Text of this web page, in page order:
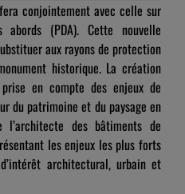
conjointement avec celle sur
(PDA). Cette nouvelle
aux rayons de protection
historique. La création
en compte des enjeux de
du patrimoine et du paysage en
des bâtiments de
les enjeux les plus forts
architectural, urbain et